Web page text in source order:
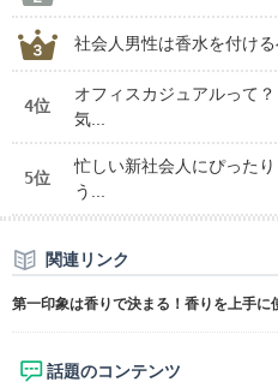
社会人男性は香水を付け
4位
オフィスカジュアルって
気...
5位
忙しい新社会人にぴった
う...
関連リンク
第一印象は香りで決まる！香りを上手に
話題のコンテンツ